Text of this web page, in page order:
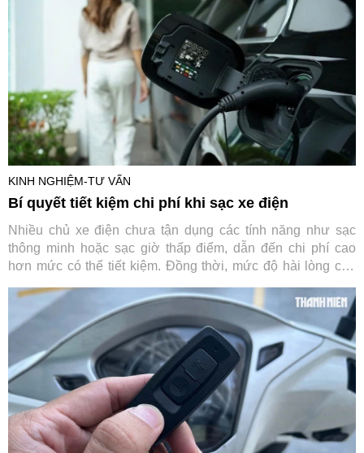
KINH NGHIỆM-TƯ VẤN
Bí quyết tiết kiệm chi phí khi sạc xe điện
Nhiều chủ xe điện chưa tận dụng các tính năng như sạc
thông minh hoặc sạc giờ thấp điểm, dẫn đến chi phí cao
hơn mức có thể tiết kiệm. Đồng thời, mức độ hài lòng của
thương hiệu thiết bị.